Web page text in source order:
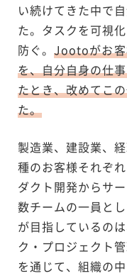
い続けてきた中で
た。タスクを可視
防ぐ。Jootoがお客
を、自分自身の仕
たとき、改めてこ
た。
製造業、建設業、
種のお客様それぞ
ダクト開発からサ
数チームの一員と
が目指しているの
ク・プロジェクト
を通じて、組織の